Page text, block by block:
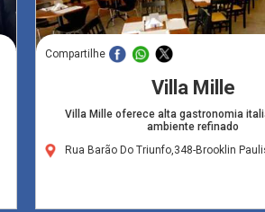
Compartilhe
Villa Mille
Villa Mille oferece alta gastronomia
ambiente refinado
Rua Barão Do Triunfo,348-Brooklin